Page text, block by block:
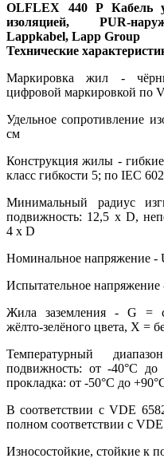
OLFLEX 440 P Кабель
изоляцией, PUR-
Lappkabel, Lapp Group
Технические
Маркировка жил -
цифровой маркировкой по
Удельное сопротивление
см
Конструкция жилы -
класс гибкости 5; по IEC
Минимальный радиус
подвижность: 12,5 х D,
4 х D
Номинальное напряжение -
Испытательное напряжение
Жила заземления - G =
жёлто-зелёного цвета, X =
Температурный
подвижность: от -40°С до
прокладка: от -50°С до
В соответствии с VDE
полном соответствии с
Износостойкие, стойкие к